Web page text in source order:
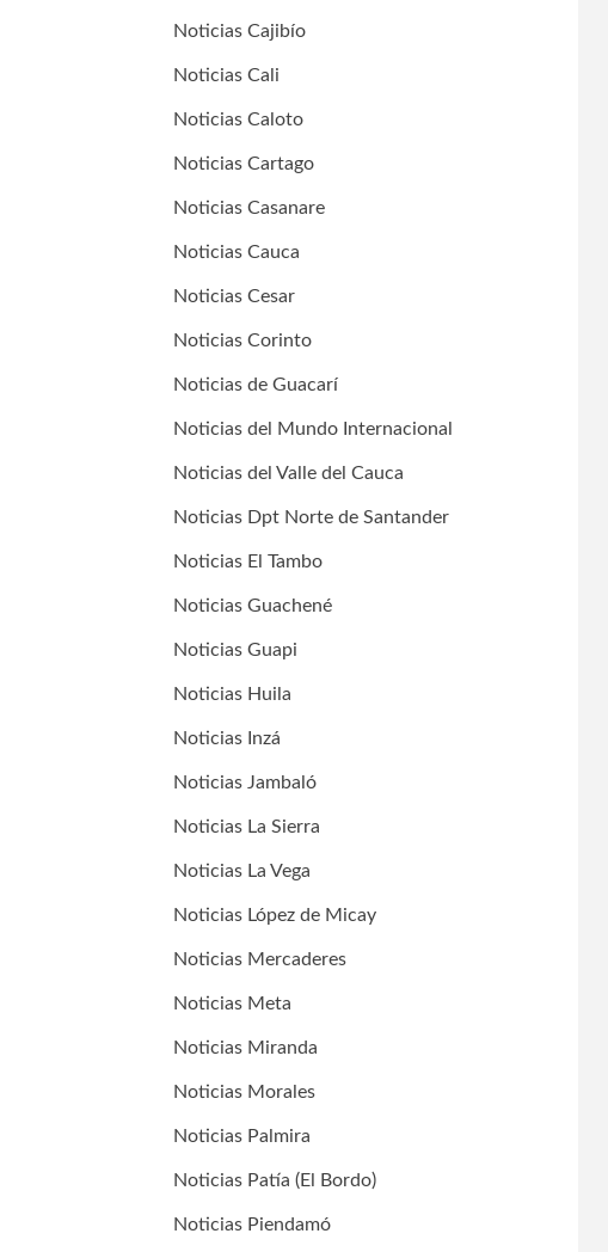
Noticias Cajibío
Noticias Cali
Noticias Caloto
Noticias Cartago
Noticias Casanare
Noticias Cauca
Noticias Cesar
Noticias Corinto
Noticias de Guacarí
Noticias del Mundo Internacional
Noticias del Valle del Cauca
Noticias Dpt Norte de Santander
Noticias El Tambo
Noticias Guachené
Noticias Guapi
Noticias Huila
Noticias Inzá
Noticias Jambaló
Noticias La Sierra
Noticias La Vega
Noticias López de Micay
Noticias Mercaderes
Noticias Meta
Noticias Miranda
Noticias Morales
Noticias Palmira
Noticias Patía (El Bordo)
Noticias Piendamó